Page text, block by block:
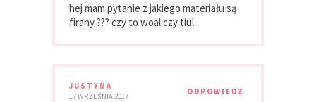
hej mam pytanie z jakiego materiału są
firany ??? czy to woal czy tiul
JUSTYNA
17 WRZEŚNIA 2017
ODPOWIEDZ